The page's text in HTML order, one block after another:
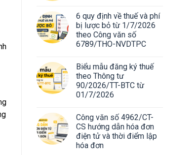
6 quy định về thuế và phí
bị lược bỏ từ 1/7/2026
theo Công văn số
6789/THO-NVDTPC
Biểu mẫu đăng ký thuế
theo Thông tư
90/2026/TT-BTC từ
01/7/2026
Công văn số 4962/CT-
CS hướng dẫn hóa đơn
điện tử và thời điểm lập
hóa đơn